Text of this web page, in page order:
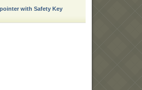
pointer with Safety Key